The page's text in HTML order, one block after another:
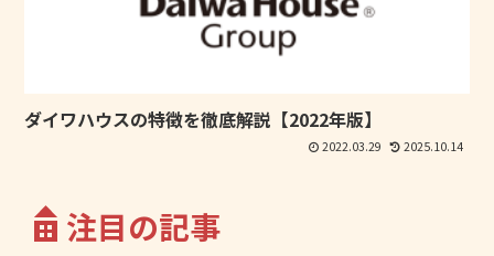
ダイワハウスの特徴を徹底解説【2022年版】
2022.03.29 2025.10.14
注目の記事